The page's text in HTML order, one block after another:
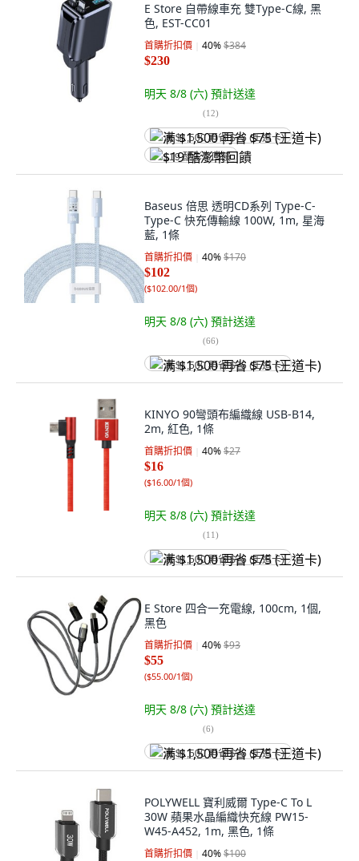
E Store 自帶線車充 雙Type-C線, 黑
色, EST-CC01
首購折扣價 40%$384
$230
明天 8/8 (六) 預計送達
(12)
满 $1,500 再省 $75 (王道卡)
$19 酷澎幣回饋
Baseus 倍思 透明CD系列 Type-C-
Type-C 快充傳輸線 100W, 1m, 星海
藍, 1條
首購折扣價 40%$170
$102
($102.00/1個)
明天 8/8 (六) 預計送達
(66)
满 $1,500 再省 $75 (王道卡)
KINYO 90彎頭布編織線 USB-B14,
2m, 紅色, 1條
首購折扣價 40%$27
$16
($16.00/1個)
明天 8/8 (六) 預計送達
(11)
满 $1,500 再省 $75 (王道卡)
E Store 四合一充電線, 100cm, 1個,
黑色
首購折扣價 40%$93
$55
($55.00/1個)
明天 8/8 (六) 預計送達
(6)
满 $1,500 再省 $75 (王道卡)
POLYWELL 寶利威爾 Type-C To L
30W 蘋果水晶編織快充線 PW15-
W45-A452, 1m, 黑色, 1條
首購折扣價 40%$100